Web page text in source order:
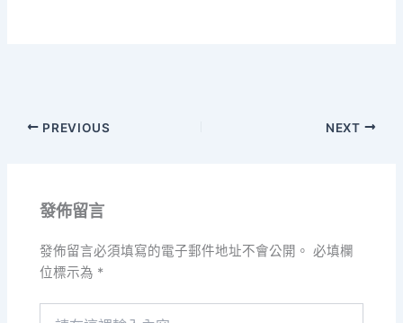
PREVIOUS NEXT
發佈留言
發佈留言必須填寫的電子郵件地址不會公開。 必填欄
位標示為 *